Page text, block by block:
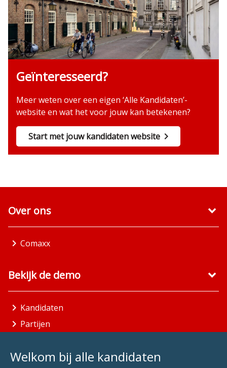
Geïnteresseerd?
Meer weten over een eigen ‘Alle Kandidaten’-
website en wat het voor jouw kan betekenen?
Start met jouw kandidaten website
Welkom bij alle kandidaten
Over ons
Comaxx
Bekijk de demo
Kandidaten
Partijen
Aandachtsgebieden